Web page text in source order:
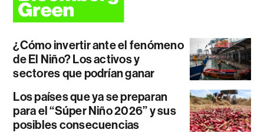
¿Cómo invertir ante el fenómeno
de El Niño? Los activos y
sectores que podrían ganar
Los países que ya se preparan
para el “Súper Niño 2026” y sus
posibles consecuencias